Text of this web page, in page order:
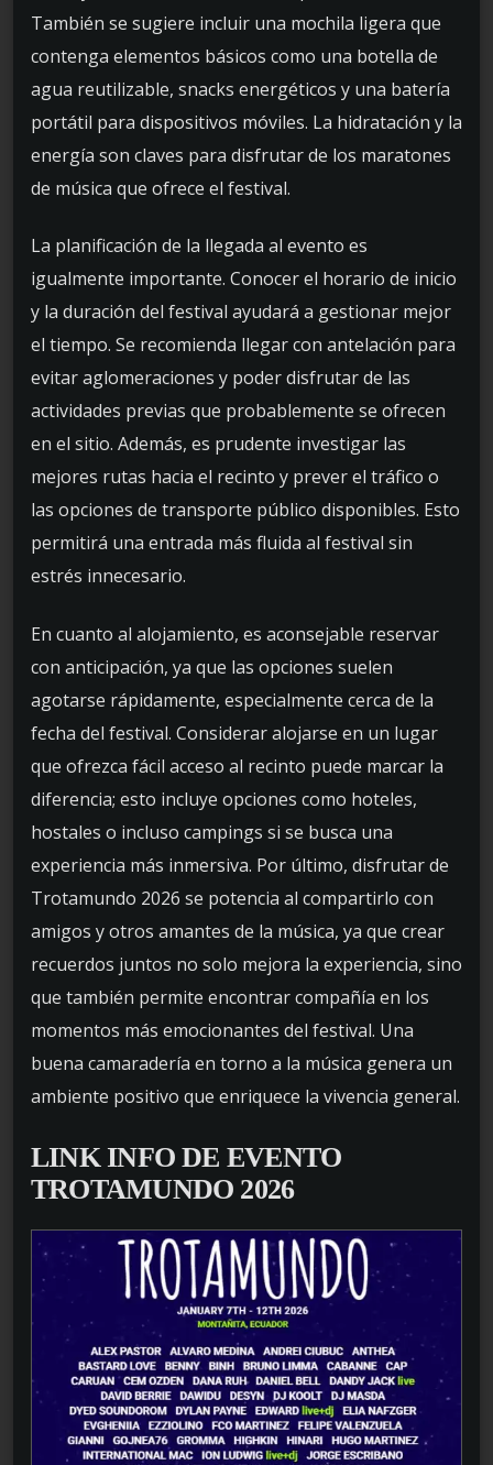
También se sugiere incluir una mochila ligera que
contenga elementos básicos como una botella de
agua reutilizable, snacks energéticos y una batería
portátil para dispositivos móviles. La hidratación y la
energía son claves para disfrutar de los maratones
de música que ofrece el festival.
La planificación de la llegada al evento es
igualmente importante. Conocer el horario de inicio
y la duración del festival ayudará a gestionar mejor
el tiempo. Se recomienda llegar con antelación para
evitar aglomeraciones y poder disfrutar de las
actividades previas que probablemente se ofrecen
en el sitio. Además, es prudente investigar las
mejores rutas hacia el recinto y prever el tráfico o
las opciones de transporte público disponibles. Esto
permitirá una entrada más fluida al festival sin
estrés innecesario.
En cuanto al alojamiento, es aconsejable reservar
con anticipación, ya que las opciones suelen
agotarse rápidamente, especialmente cerca de la
fecha del festival. Considerar alojarse en un lugar
que ofrezca fácil acceso al recinto puede marcar la
diferencia; esto incluye opciones como hoteles,
hostales o incluso campings si se busca una
experiencia más inmersiva. Por último, disfrutar de
Trotamundo 2026 se potencia al compartirlo con
amigos y otros amantes de la música, ya que crear
recuerdos juntos no solo mejora la experiencia, sino
que también permite encontrar compañía en los
momentos más emocionantes del festival. Una
buena camaradería en torno a la música genera un
ambiente positivo que enriquece la vivencia general.
LINK INFO DE EVENTO
TROTAMUNDO 2026